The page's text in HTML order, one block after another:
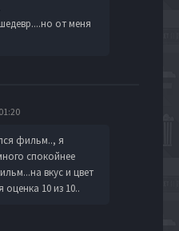
от меня
фильм.., я
спокойнее
вкус и цвет
10 из 10..